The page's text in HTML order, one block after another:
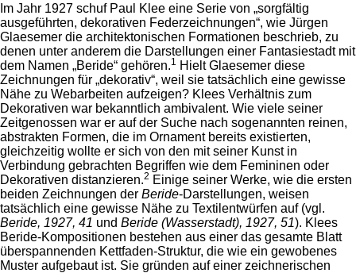
Im Jahr 1927 schuf Paul Klee eine Serie von „sorgfältig
ausgeführten, dekorativen Federzeichnungen“, wie Jürgen
Glaesemer die architektonischen Formationen beschrieb, zu
denen unter anderem die Darstellungen einer Fantasiestadt mit
dem Namen „Beride“ gehören.1 Hielt Glaesemer diese
Zeichnungen für „dekorativ“, weil sie tatsächlich eine gewisse
Nähe zu Webarbeiten aufzeigen? Klees Verhältnis zum
Dekorativen war bekanntlich ambivalent. Wie viele seiner
Zeitgenossen war er auf der Suche nach sogenannten reinen,
abstrakten Formen, die im Ornament bereits existierten,
gleichzeitig wollte er sich von den mit seiner Kunst in
Verbindung gebrachten Begriffen wie dem Femininen oder
Dekorativen distanzieren.2 Einige seiner Werke, wie die ersten
beiden Zeichnungen der Beride-Darstellungen, weisen
tatsächlich eine gewisse Nähe zu Textilentwürfen auf (vgl.
Beride, 1927, 41 und Beride (Wasserstadt), 1927, 51). Klees
Beride-Kompositionen bestehen aus einer das gesamte Blatt
überspannenden Kettfaden-Struktur, die wie ein gewobenes
Muster aufgebaut ist. Sie gründen auf einer zeichnerischen